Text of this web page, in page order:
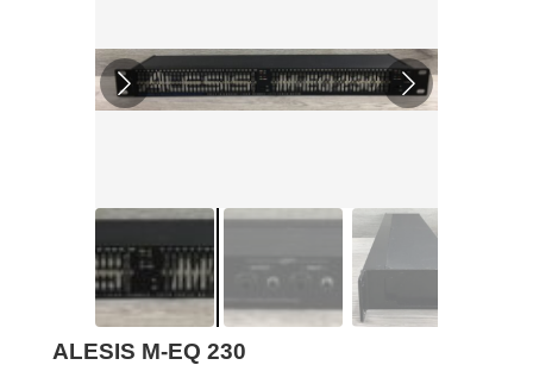
ALESIS M-EQ 230